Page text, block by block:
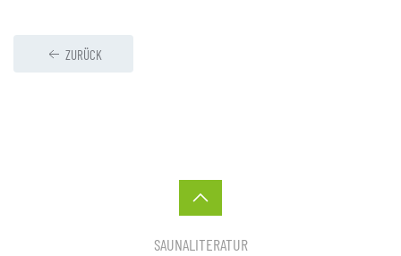
ZURÜCK
SAUNALITERATUR